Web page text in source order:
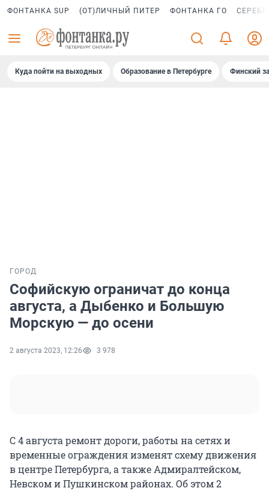
ФОНТАНКА SUP (ОТ)ЛИЧНЫЙ ПИТЕР ФОНТАНКА ГО
Куда пойти на выходных Образование в Петербурге Финский
ГОРОД
Софийскую ограничат до конца
августа, а Дыбенко и Большую
Морскую — до осени
2 августа 2023, 12:26 3 978
С 4 августа ремонт дороги, работы на сетях и
временные ограждения изменят схему движения
в центре Петербурга, а также Адмиралтейском,
Невском и Пушкинском районах. Об этом 2